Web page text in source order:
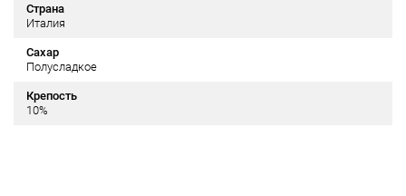
Страна
Италия
Сахар
Полусладкое
Крепость
10%